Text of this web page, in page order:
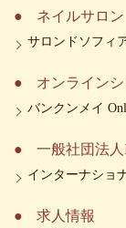
ネイルサロン
サロンドソフィ
オンライン
バンクンメイ
一般社団法人
インターナショ
求人情報